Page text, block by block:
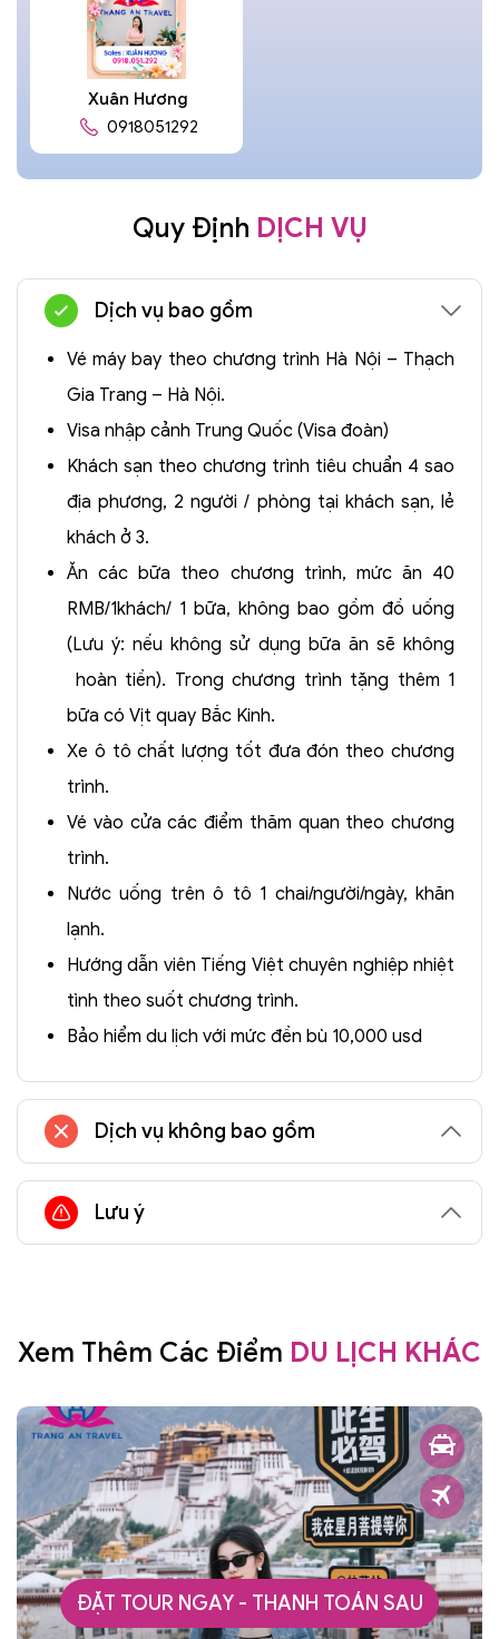
Xuân Hương
0918051292
Quy Định DỊCH VỤ
Dịch vụ bao gồm
Vé máy bay theo chương trình Hà Nội – Thạch
Gia Trang – Hà Nội.
Visa nhập cảnh Trung Quốc (Visa đoàn)
Khách sạn theo chương trình tiêu chuẩn 4 sao
địa phương, 2 người / phòng tại khách sạn, lẻ
khách ở 3.
Ăn các bữa theo chương trình, mức ăn 40
RMB/1khách/ 1 bữa, không bao gồm đồ uống
(Lưu ý: nếu không sử dụng bữa ăn sẽ không
hoàn tiền). Trong chương trình tặng thêm 1
bữa có Vịt quay Bắc Kinh.
Xe ô tô chất lượng tốt đưa đón theo chương
trình.
Vé vào cửa các điểm thăm quan theo chương
trình.
Nước uống trên ô tô 1 chai/người/ngày, khăn
lạnh.
Hướng dẫn viên Tiếng Việt chuyên nghiệp nhiệt
tình theo suốt chương trình.
Bảo hiểm du lịch với mức đền bù 10,000 usd
Dịch vụ không bao gồm
Lưu ý
Xem Thêm Các Điểm DU LỊCH KHÁC
ĐẶT TOUR NGAY - THANH TOÁN SAU